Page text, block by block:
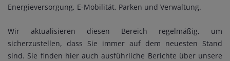
Energieversorgung, E-Mobilität, Parken und Verwaltung.
Wir aktualisieren diesen Bereich regelmäßig, um
sicherzustellen, dass Sie immer auf dem neuesten Stand
sind. Sie finden hier auch ausführliche Berichte über unsere